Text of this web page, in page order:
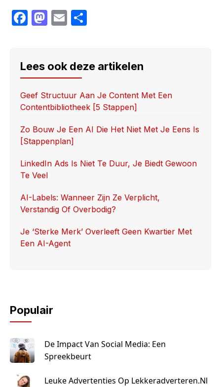
F
e
b
o
o
k
M
o
d
o
n
E
e
Lees ook deze artikelen
Geef Structuur Aan Je Content Met Een
Contentbibliotheek [5 Stappen]
Zo Bouw Je Een AI Die Het Niet Met Je Eens Is
[stappenplan]
LinkedIn Ads Is Niet Te Duur, Je Biedt Gewoon
Te Veel
AI-Labels: Wanneer Zijn Ze Verplicht,
Verstandig Of Overbodig?
Je ‘sterke Merk’ Overleeft Geen Kwartier Met
Een AI-Agent
Populair
De Impact Van Social Media: Een
Spreekbeurt
Leuke Advertenties Op Lekkeradverteren.nl